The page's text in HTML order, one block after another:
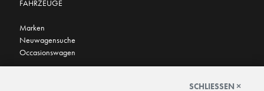
FAHRZEUGE
Marken
Neuwagensuche
Occasionswagen
SCHLIESSEN ×